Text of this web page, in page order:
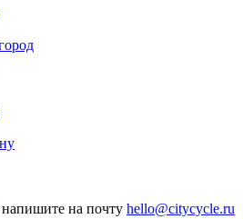
напишите на почту hello@citycycle.ru